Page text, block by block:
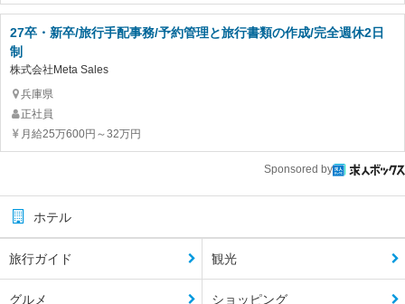
27卒・新卒/旅行手配事務/予約管理と旅行書類の作成/完全週休2日
制
株式会社Meta Sales
兵庫県
正社員
月給25万600円～32万円
Sponsored by
ホテル
旅行ガイド 観光
グルメ ショッピング